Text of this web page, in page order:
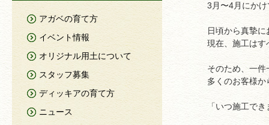
3月〜4月にか
日頃から真摯
現在、施工はす
そのため、一
多くのお客様か
「いつ施工で
アガベの育て方
イベント情報
オリジナル用土について
スタッフ募集
ディッキアの育て方
ニュース